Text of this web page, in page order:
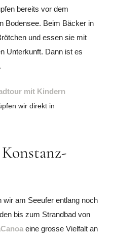
bereits vor dem
Bodensee. Beim Bäcker in
und essen sie mit
Unterkunft. Dann ist es
wir direkt in
wir am Seeufer entlang noch
bis zum Strandbad von
eine grosse Vielfalt an